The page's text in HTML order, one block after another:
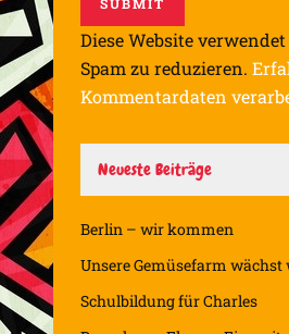
Diese Website
Spam zu reduzieren.
Kommentardaten
Neueste Beiträge
Berlin – wir kommen
Unsere Gemüsefarm wächst
Schulbildung für Charles